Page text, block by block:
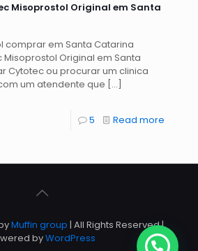
Misoprostol Original em Santa
comprar em Santa Catarina
Original em Santa
Cytotec ou procurar um clinica
um atendente que […]
5 Read more
Muffin group | All Rights Reserved |
byWordPress